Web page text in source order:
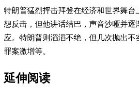
特朗普猛烈抨击拜登在经济和世界舞台
想反击，但他讲话结巴，声音沙哑并逐
应。特朗普则滔滔不绝，但几次抛出不
罪案激增等。
延伸阅读